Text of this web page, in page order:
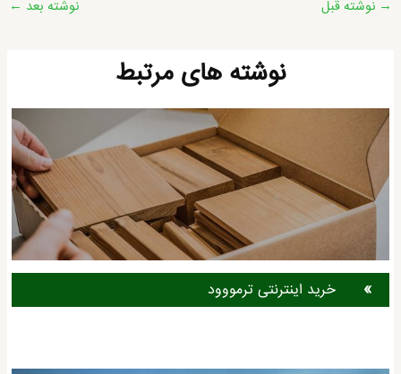
نوشته→ نوشته قبل نوشته بعد ←
نوشته های مرتبط
خرید اینترنتی ترمووود